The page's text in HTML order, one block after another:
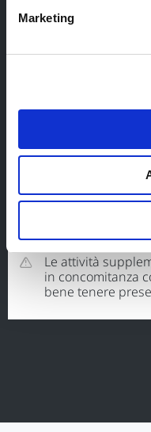
Marketing
tasse
costi di iscrizione
Supplementi e
supplemento
Le attività
in concomitanza
bene tenere